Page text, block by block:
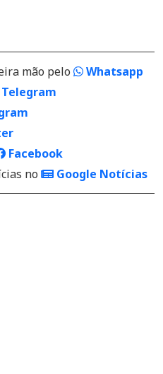
mão pelo
Whatsapp
Telegram
Facebook
no
Google Notícias